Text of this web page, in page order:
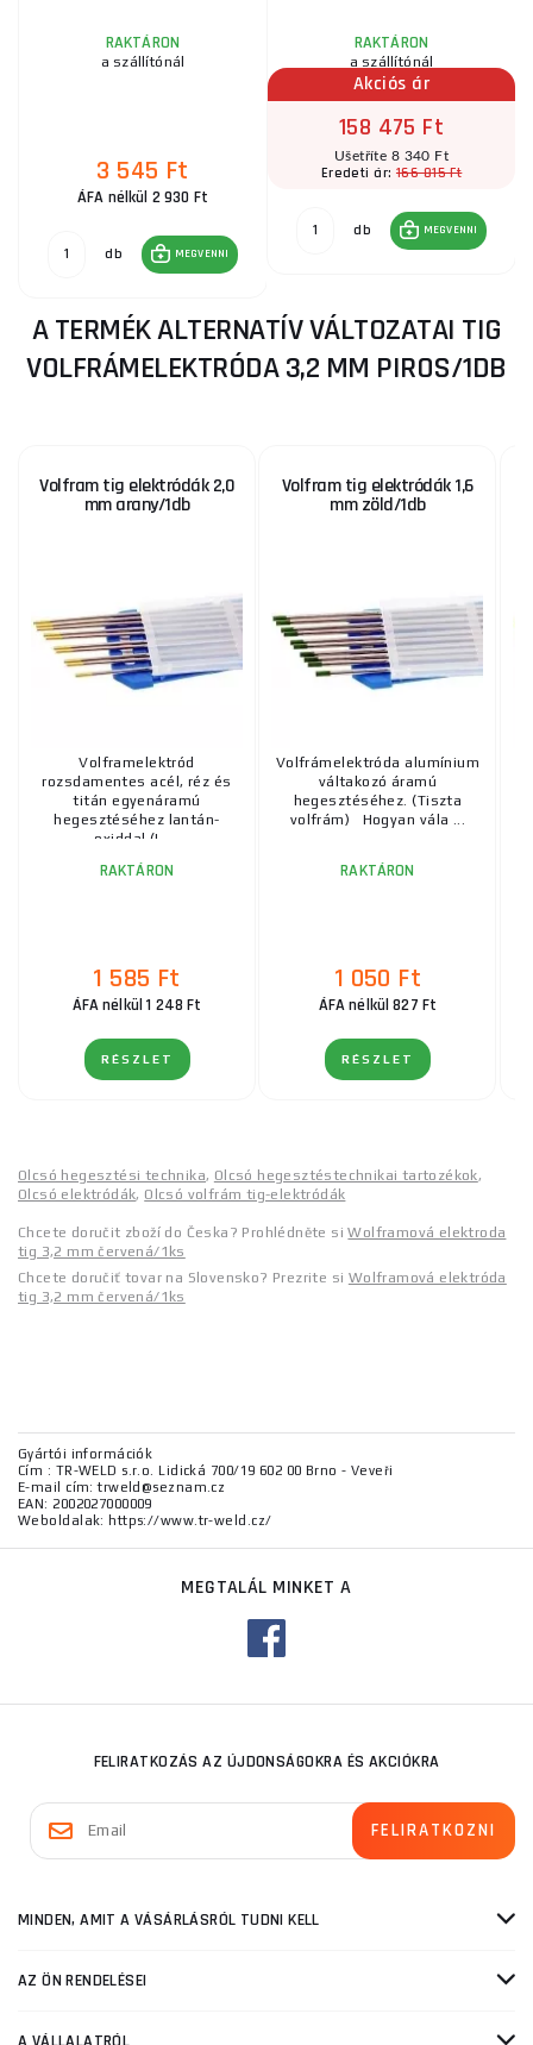
RAKTÁRON
a szállítónál
3 545 Ft
ÁFA nélkül 2 930 Ft
db MEGVENNI
RAKTÁRON
a szállítónál
Akciós ár
158 475 Ft
Ušetříte 8 340 Ft
Eredeti ár: 166 815 Ft
db MEGVENNI
A TERMÉK ALTERNATÍV VÁLTOZATAI TIG
VOLFRÁMELEKTRÓDA 3,2 MM PIROS/1DB
Volfram tig elektródák 2,0
mm arany/1db
Volframelektród
rozsdamentes acél, réz és
titán egyenáramú
hegesztéséhez lantán-
oxiddal (L ...
RAKTÁRON
1 585 Ft
ÁFA nélkül 1 248 Ft
RÉSZLET
Volfram tig elektródák 1,6
mm zöld/1db
Volfrámelektróda alumínium
váltakozó áramú
hegesztéséhez. (Tiszta
volfrám) Hogyan vála ...
RAKTÁRON
1 050 Ft
ÁFA nélkül 827 Ft
RÉSZLET
Olcsó hegesztési technika, Olcsó hegesztéstechnikai tartozékok,
Olcsó elektródák, Olcsó volfrám tig-elektródák
Chcete doručit zboží do Česka? Prohlédněte siWolframová elektroda
tig 3,2 mm červená/1ks
Chcete doručiť tovar na Slovensko? Prezrite si Wolframová elektróda
tig 3,2 mm červená/1ks
Gyártói információk
Cím : TR-WELD s.r.o. Lidická 700/19 602 00 Brno - Veveři
E-mail cím: trweld@seznam.cz
EAN: 2002027000009
Weboldalak: https://www.tr-weld.cz/
MEGTALÁL MINKET A
FELIRATKOZÁS AZ ÚJDONSÁGOKRA ÉS AKCIÓKRA
MINDEN, AMIT A VÁSÁRLÁSRÓL TUDNI KELL
AZ ÖN RENDELÉSEI